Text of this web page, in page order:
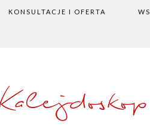
KONSULTACJE I OFERTA